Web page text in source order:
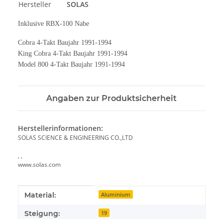
Hersteller SOLAS
Inklusive RBX-100 Nabe
Cobra 4-Takt Baujahr 1991-1994
King Cobra 4-Takt Baujahr 1991-1994
Model 800 4-Takt Baujahr 1991-1994
Angaben zur Produktsicherheit
Herstellerinformationen:
SOLAS SCIENCE & ENGINEERING CO.,LTD
, ,
www.solas.com
Produkteigenschaft
Wert
Material: Aluminium
Steigung: 19